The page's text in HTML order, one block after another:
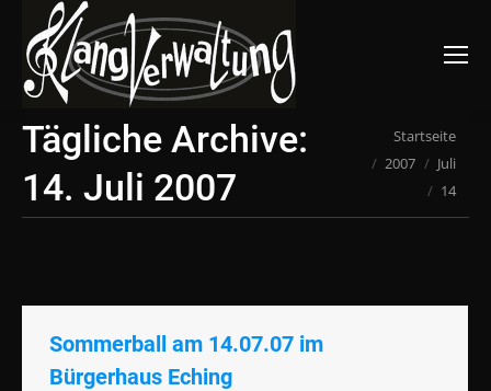
Suchen:
Tägliche Archive:
14. Juli 2007
Du bist hier:Startseite
2007
Juli
14
Sommerball am 14.07.07 im
Bürgerhaus Eching